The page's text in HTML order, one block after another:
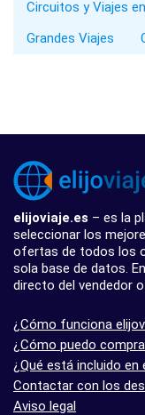
Circuitos y Viajes
Grandes Viajes
elijoviaje.es – es la
seleccionar los
ofertas de todos los
sola base de datos.
directo del vendedor
¿Cómo funciona
¿Cómo puedo
¿Qué está incluido en
Contactar con los
Aviso legal